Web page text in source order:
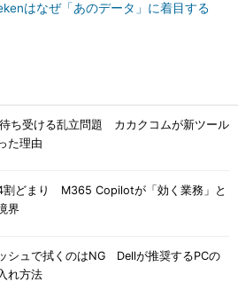
はなぜ「あのデータ」に着目する
待ち受ける乱立問題 カカクコムが新ツール
た理由
割どまり M365 Copilotが「効く業務」と
界
シュで拭くのはNG Dellが推奨するPCの
れ方法